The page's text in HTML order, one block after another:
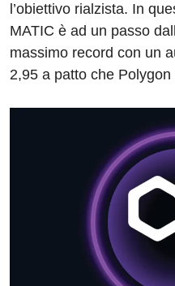
l’obiettivo rialzista. In
MATIC è ad un passo
massimo record con un
2,95 a patto che